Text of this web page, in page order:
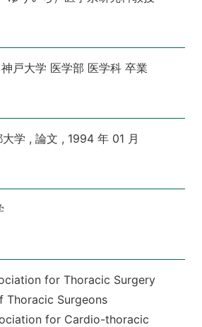
戸大学 医学部 医学科 卒業
学 , 論文 , 1994 年 01 月
for Thoracic Surgery
Thoracic Surgeons
for Cardio-thoracic